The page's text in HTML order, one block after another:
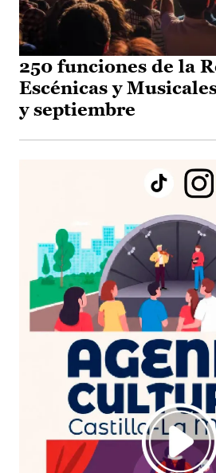
250 funciones de la
Escénicas y
y septiembre